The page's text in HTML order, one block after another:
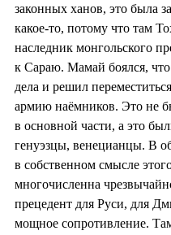
законных ханов, это была
какое-то, потому что там
наследник монгольского
к Сараю. Мамай боялся, что
дела и решил
армию наёмников. Это не
в основной части, а это
генуэзцы, венецианцы. В
в собственном смысле
многочисленна
прецедент для Руси, для
мощное сопротивление.